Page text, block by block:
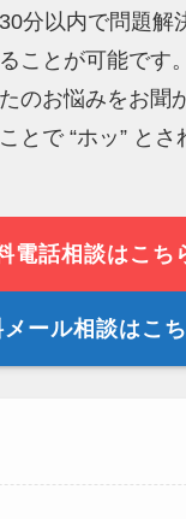
分以内で問題解
ことが可能です
のお悩みをお聞
とで “ホッ” とさ
電話相談はこち
ール相談はこ